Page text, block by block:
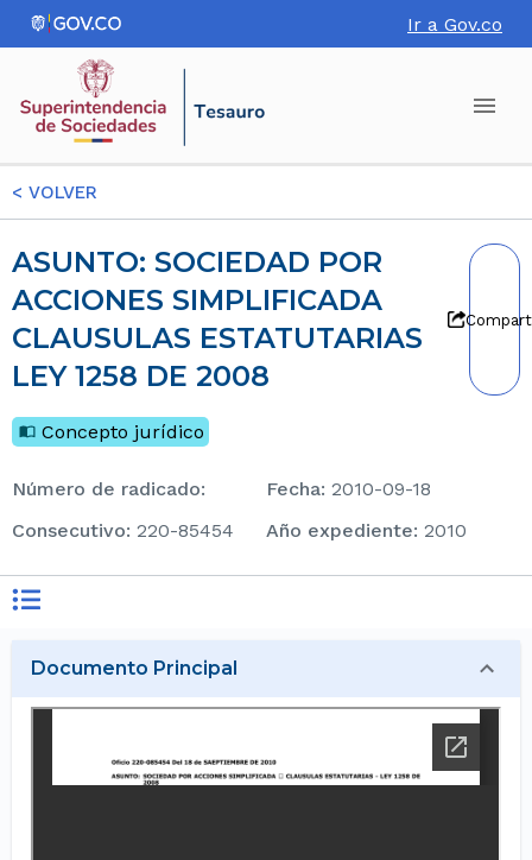
Ir a Gov.co
< VOLVER
ASUNTO: SOCIEDAD POR
ACCIONES SIMPLIFICADA
CLAUSULAS ESTATUTARIAS
LEY 1258 DE 2008
Concepto jurídico
Número de radicado: Fecha: 2010-09-18
consecutivo: 220-85454 Año expediente: 2010
Documento Principal